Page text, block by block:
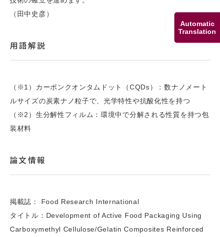
Automatic
Translation
（田中史彦）
用語解説
（※1）カーボンクオンタムドット（CQDs）：数ナノメート
ルサイズの炭素ナノ粒子で、光学特性や抗酸化性を持つ
（※2）生分解性フィルム：環境中で分解される性質を持つ包
装材料
論文情報
掲載誌： Food Research International
タイトル：Development of Active Food Packaging Using
Carboxymethyl Cellulose/Gelatin Composites Reinforced